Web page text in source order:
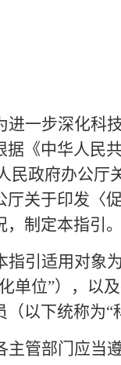
一步深化科
据《中华人民
民政府办公厅
厅关于印发〈
制定本指引。
引适用对象
单位”），以
以下统称为“
管部门应当